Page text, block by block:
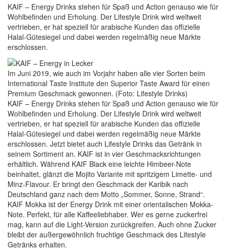
KAIF – Energy Drinks stehen für Spaß und Action genauso wie für
Wohlbefinden und Erholung. Der Lifestyle Drink wird weltweit
vertrieben, er hat speziell für arabische Kunden das offizielle
Halal-Gütesiegel und dabei werden regelmäßig neue Märkte
erschlossen.
Im Juni 2019, wie auch im Vorjahr haben alle vier Sorten beim
International Taste Institute den Superior Taste Award für einen
Premium Geschmack gewonnen. (Foto: Lifestyle Drinks)
KAIF – Energy Drinks stehen für Spaß und Action genauso wie für
Wohlbefinden und Erholung. Der Lifestyle Drink wird weltweit
vertrieben, er hat speziell für arabische Kunden das offizielle
Halal-Gütesiegel und dabei werden regelmäßig neue Märkte
erschlossen. Jetzt bietet auch Lifestyle Drinks das Getränk in
seinem Sortiment an. KAIF ist in vier Geschmacksrichtungen
erhältlich. Während KAIF Black eine leichte Himbeer-Note
beinhaltet, glänzt die Mojito Variante mit spritzigem Limette- und
Minz-Flavour. Er bringt den Geschmack der Karibik nach
Deutschland ganz nach dem Motto „Sommer, Sonne, Strand“.
KAIF Mokka ist der Energy Drink mit einer orientalischen Mokka-
Note. Perfekt, für alle Kaffeeliebhaber. Wer es gerne zuckerfrei
mag, kann auf die Light-Version zurückgreifen. Auch ohne Zucker
bleibt der außergewöhnlich fruchtige Geschmack des Lifestyle
Getränks erhalten.